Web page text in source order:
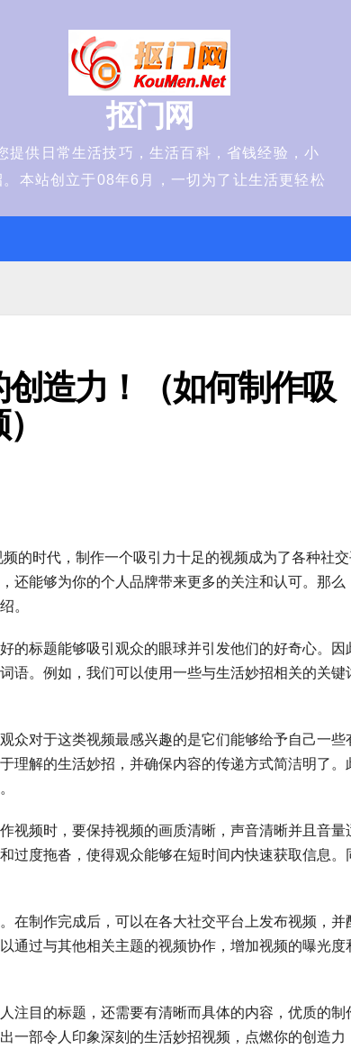
抠门网
提供日常生活技巧，生活百科，省钱经验，小
。本站创立于08年6月，一切为了让生活更轻松
造力！（如何制作吸
的时代，制作一个吸引力十足的视频成为了各种社
还能够为你的个人品牌带来更多的关注和认可。那么
。
的标题能够吸引观众的眼球并引发他们的好奇心。因
语。例如，我们可以使用一些与生活妙招相关的关键
众对于这类视频最感兴趣的是它们能够给予自己一些
理解的生活妙招，并确保内容的传递方式简洁明了。
视频时，要保持视频的画质清晰，声音清晰并且音量
过度拖沓，使得观众能够在短时间内快速获取信息。
在制作完成后，可以在各大社交平台上发布视频，并
通过与其他相关主题的视频协作，增加视频的曝光度
注目的标题，还需要有清晰而具体的内容，优质的制
一部令人印象深刻的生活妙招视频，点燃你的创造力